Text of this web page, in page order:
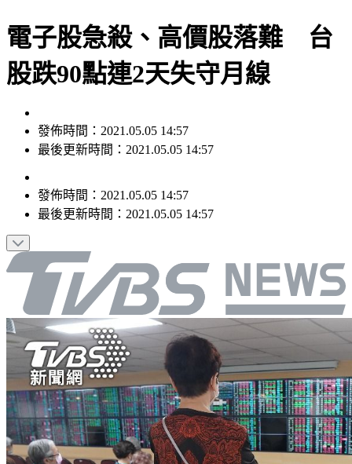
電子股急殺、高價股落難 台
股跌90點連2天失守月線
發佈時間：2021.05.05 14:57
發佈時間：2021.05.05 14:57